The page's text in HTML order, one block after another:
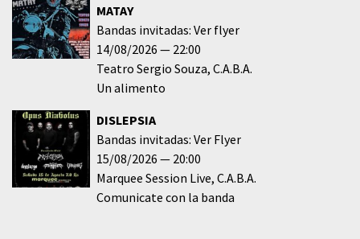
MATAY
Bandas invitadas: Ver flyer
14/08/2026
22:00
Teatro Sergio Souza C.A.B.A.
Un alimento
DISLEPSIA
Bandas invitadas: Ver Flyer
15/08/2026
20:00
Marquee Session Live C.A.B.A.
Comunicate con la banda